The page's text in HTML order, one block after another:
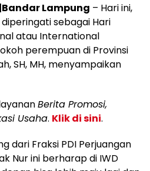
Lampung – Hari ini,
sebagai Hari
atau International
perempuan di Provinsi
SH, MH, menyampaikan
Berita Promosi,
Usaha. Klik di sini.
dari Fraksi PDI Perjuangan
Nur ini berharap di IWD